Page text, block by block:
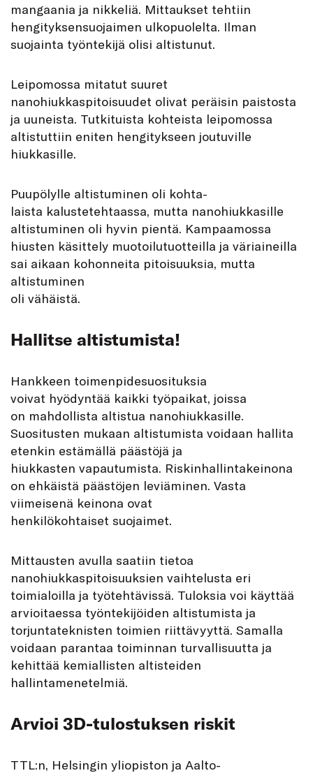
mangaania ja nikkeliä. Mittaukset tehtiin
hengityksensuojaimen ulkopuolelta. Ilman
suojainta työntekijä olisi altistunut.
Leipomossa mitatut suuret
nanohiukkaspitoisuudet olivat peräisin paistosta
ja uuneista. Tutkituista kohteista leipomossa
altistuttiin eniten hengitykseen joutuville
hiukkasille.
Puupölylle altistuminen oli kohta-
laista kalustetehtaassa, mutta nanohiukkasille
altistuminen oli hyvin pientä. Kampaamossa
hiusten käsittely muotoilutuotteilla ja väriaineilla
sai aikaan kohonneita pitoisuuksia, mutta
altistuminen
oli vähäistä.
Hallitse altistumista!
Hankkeen toimenpidesuosituksia
voivat hyödyntää kaikki työpaikat, joissa
on mahdollista altistua nanohiukkasille.
Suositusten mukaan altistumista voidaan hallita
etenkin estämällä päästöjä ja
hiukkasten vapautumista. Riskinhallintakeinona
on ehkäistä päästöjen leviäminen. Vasta
viimeisenä keinona ovat
henkilökohtaiset suojaimet.
Mittausten avulla saatiin tietoa
nanohiukkaspitoisuuksien vaihtelusta eri
toimialoilla ja työtehtävissä. Tuloksia voi käyttää
arvioitaessa työntekijöiden altistumista ja
torjuntateknisten toimien riittävyyttä. Samalla
voidaan parantaa toiminnan turvallisuutta ja
kehittää kemiallisten altisteiden
hallintamenetelmiä.
Arvioi 3D-tulostuksen riskit
TTL:n, Helsingin yliopiston ja Aalto-